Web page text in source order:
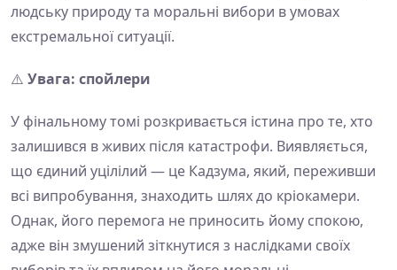
людську природу та моральні вибори в умовах
екстремальної ситуації.
⚠️ Увага: спойлери
У фінальному томі розкривається істина про те, хто
залишився в живих після катастрофи. Виявляється,
що єдиний уцілілий — це Кадзума, який, переживши
всі випробування, знаходить шлях до кріокамери.
Однак, його перемога не приносить йому спокою,
адже він змушений зіткнутися з наслідками своїх